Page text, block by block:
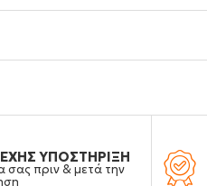
ΥΠΟΣΤΗΡΙΞΗ
σας πριν & μετά την